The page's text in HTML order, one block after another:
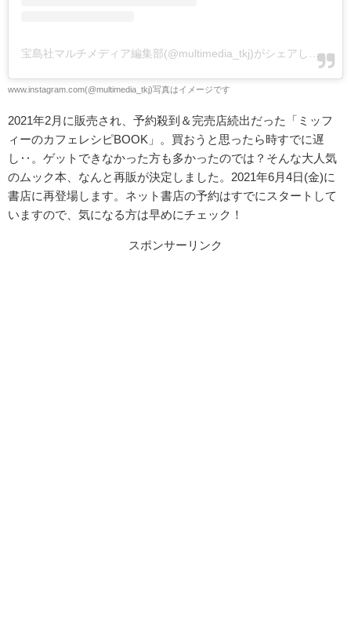
宝島社マルチメディア編集部(@multimedia_tkj)がシェアした投稿
www.instagram.com(@multimedia_tkj)写真はイメージです
2021年2月に販売され、予約殺到＆完売店続出だった「ミッフ
ィーのカフェレシピBOOK」。買おうと思ったら時すでに遅
し‥。ゲットできなかった方も多かったのでは？そんな大人気
のムック本、なんと再販が決定しました。2021年6月4日(金)に
書店に再登場します 。ネット書店の予約はすでにスタートして
いますので、気になる方は早めにチェック！
スポンサーリンク